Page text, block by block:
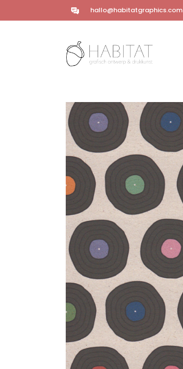
hallo@habitatgraphics.com